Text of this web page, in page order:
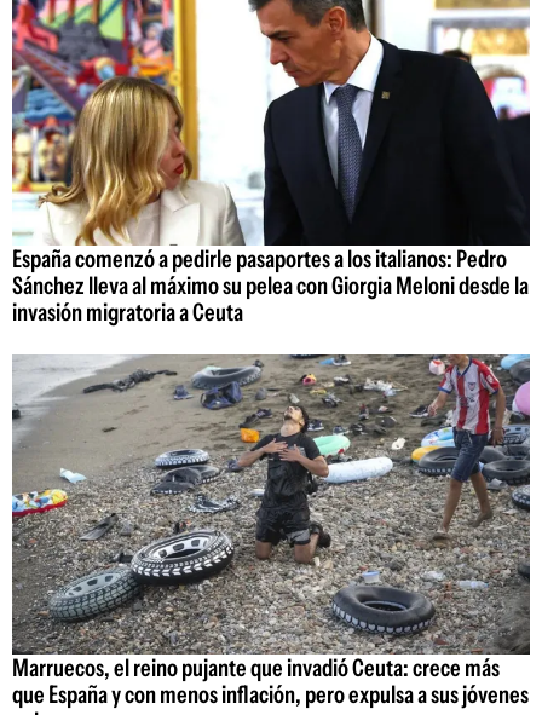
España comenzó a pedirle pasaportes a los italianos: Pedro
Sánchez lleva al máximo su pelea con Giorgia Meloni desde la
invasión migratoria a Ceuta
Marruecos, el reino pujante que invadió Ceuta: crece más
que España y con menos inflación, pero expulsa a sus jóvenes